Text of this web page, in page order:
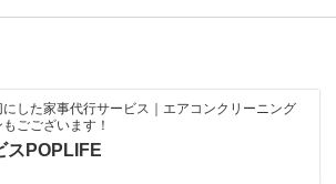
した家事代行サービス｜エアコンクリーニング
ごございます！
スPOPLIFE